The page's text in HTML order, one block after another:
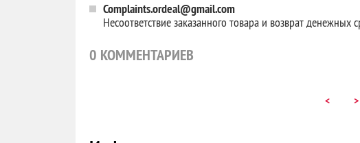
Complaints.ordeal@gmail.com
Несоответствие заказанного товара и возврат денежных
0 КОММЕНТАРИЕВ
< >